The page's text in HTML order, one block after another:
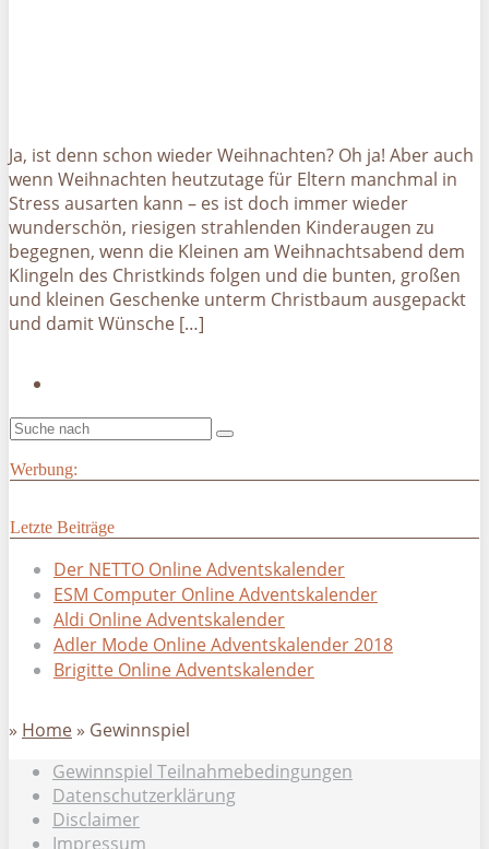
Ja, ist denn schon wieder Weihnachten? Oh ja! Aber auch
wenn Weihnachten heutzutage für Eltern manchmal in
Stress ausarten kann – es ist doch immer wieder
wunderschön, riesigen strahlenden Kinderaugen zu
begegnen, wenn die Kleinen am Weihnachtsabend dem
Klingeln des Christkinds folgen und die bunten, großen
und kleinen Geschenke unterm Christbaum ausgepackt
und damit Wünsche […]
Werbung:
Letzte Beiträge
Der NETTO Online Adventskalender
ESM Computer Online Adventskalender
Aldi Online Adventskalender
Adler Mode Online Adventskalender 2018
Brigitte Online Adventskalender
» Home » Gewinnspiel
Gewinnspiel Teilnahmebedingungen
Datenschutzerklärung
Disclaimer
Impressum